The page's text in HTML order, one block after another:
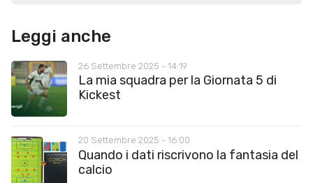
Leggi anche
26 Settembre 2025 - 14:19
La mia squadra per la Giornata 5 di
Kickest
20 Settembre 2025 - 16:00
Quando i dati riscrivono la fantasia del
calcio